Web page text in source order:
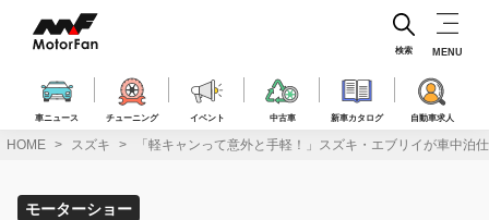
ス
車ニュース チューニング イベント 中古車 新車カタログ 自動車求人
検索 MENU
HOME スズキ 「軽キャンって意外と手軽！」スズキ・エブリイが車中泊
モーターショー